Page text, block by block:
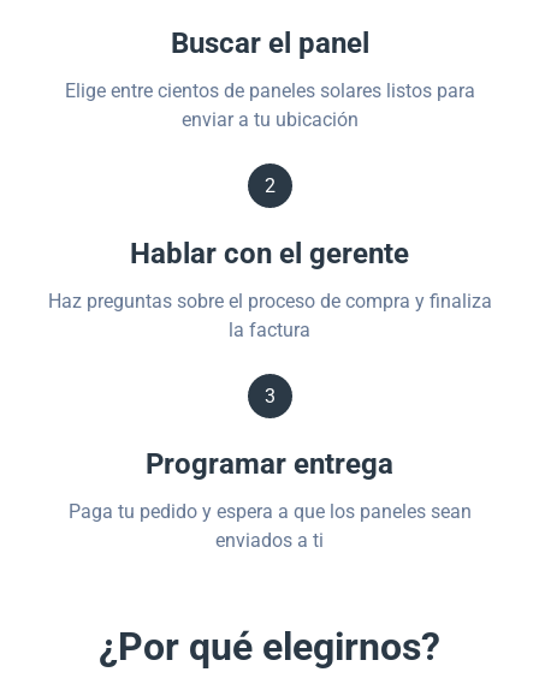
Buscar el panel
Elige entre cientos de paneles solares listos para
enviar a tu ubicación
2
Hablar con el gerente
Haz preguntas sobre el proceso de compra y finaliza
la factura
3
Programar entrega
Paga tu pedido y espera a que los paneles sean
enviados a ti
¿Por qué elegirnos?